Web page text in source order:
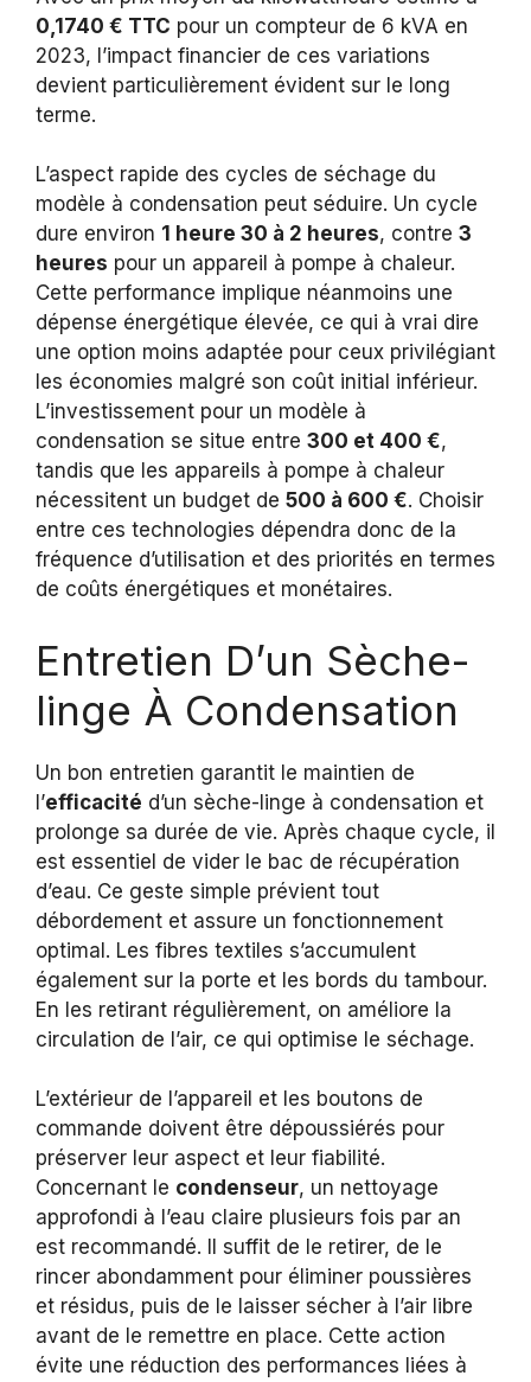
0,1740 € TTC pour un compteur de 6 kVA en
2023, l’impact financier de ces variations
devient particulièrement évident sur le long
terme.
L’aspect rapide des cycles de séchage du
modèle à condensation peut séduire. Un cycle
dure environ 1 heure 30 à 2 heures, contre 3
heures pour un appareil à pompe à chaleur.
Cette performance implique néanmoins une
dépense énergétique élevée, ce qui à vrai dire
une option moins adaptée pour ceux privilégiant
les économies malgré son coût initial inférieur.
L’investissement pour un modèle à
condensation se situe entre 300 et 400 €,
tandis que les appareils à pompe à chaleur
nécessitent un budget de 500 à 600 €. Choisir
entre ces technologies dépendra donc de la
fréquence d’utilisation et des priorités en termes
de coûts énergétiques et monétaires.
Entretien D’un Sèche-
linge À Condensation
Un bon entretien garantit le maintien de
l’efficacité d’un sèche-linge à condensation et
prolonge sa durée de vie. Après chaque cycle, il
est essentiel de vider le bac de récupération
d’eau. Ce geste simple prévient tout
débordement et assure un fonctionnement
optimal. Les fibres textiles s’accumulent
également sur la porte et les bords du tambour.
En les retirant régulièrement, on améliore la
circulation de l’air, ce qui optimise le séchage.
L’extérieur de l’appareil et les boutons de
commande doivent être dépoussiérés pour
préserver leur aspect et leur fiabilité.
Concernant le condenseur, un nettoyage
approfondi à l’eau claire plusieurs fois par an
est recommandé. Il suffit de le retirer, de le
rincer abondamment pour éliminer poussières
et résidus, puis de le laisser sécher à l’air libre
avant de le remettre en place. Cette action
évite une réduction des performances liées à